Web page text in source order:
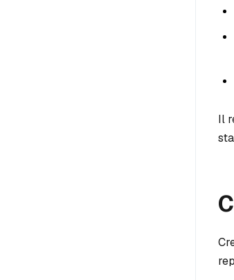
Il